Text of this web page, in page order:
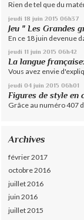
Rien de tel que du
jeudi 18 juin 2015 06h37
Jeu " Les Grandes
En ce 18 juin devenue
jeudi 11 juin 2015 06h42
La langue
Vous avez envie
jeudi 04 juin 2015 06h01
Figures de style en
Grâce au numéro 407
Archives
février 2017
octobre 2016
juillet 2016
juin 2016
juillet 2015